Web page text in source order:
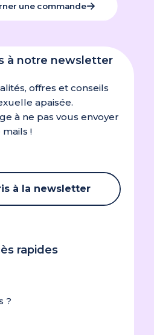
une commande
à notre newsletter
offres et conseils
apaisée.
à ne pas vous envoyer
!
à la newsletter
rapides
?